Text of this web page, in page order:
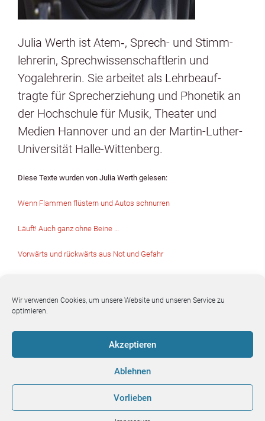
Wir verwenden Cookies, um unsere Website und unseren Service zu
optimieren.
Akzeptieren
Ablehnen
Vorlieben
Julia Werth ist Atem‑, Sprech- und Stimm­
lehrerin, Sprech­wis­senschaft­lerin und
Yogalehrerin. Sie arbeit­et als Lehrbeauf­
tragte für Sprecherziehung und Phonetik an
der Hochschule für Musik, The­ater und
Medi­en Han­nover und an der Mar­tin-Luther-
Uni­ver­sität Halle-Wit­ten­berg.
Diese Texte wur­den von Julia Werth gele­sen:
Wenn Flam­men flüstern und Autos schnur­ren
Läuft! Auch ganz ohne Beine …
Vor­wärts und rück­wärts aus Not und Gefahr
Wörter mit Kleinigkeit­en – oder sind es Zauberdinger?
Buch 1 |
Blick ins
Buch 2 |
Kontakt
|